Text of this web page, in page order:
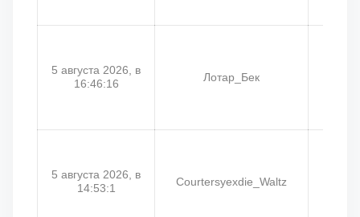
5 августа 2026, в
16:46:16
Лотар_Бек
5 августа 2026, в
14:53:1
Courtersyexdie_Waltz